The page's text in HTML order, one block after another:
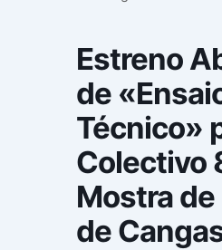
Estreno
de
Técnico»
Colectivo
Mostra de
de